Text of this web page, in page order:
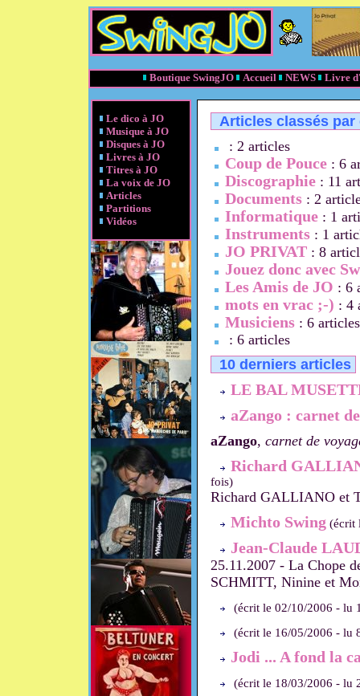
Boutique SwingJO Accueil NEWS Livre
Le dico à JO
Musique à JO
Disques à JO
Livres à JO
Titres à JO
La voix de JO
Articles
Partitions
Vidéos
Articles classés
: 2 articles
Coup de Pouce : 6
Discographie : 11
Documents : 2
Informatique : 1
Instruments : 1
JO PRIVAT : 8
Jouez donc avec
Les Amis de JO : 6
mots en vrac ;-) : 4
Musiciens : 6 articles
: 6 articles
10 derniers articles
LE BAL
aZango : carnet
aZango, carnet de
Richard
fois)
Richard GALLIANO et
Michto Swing (écrit
Jean-Claude
25.11.2007 - La Chope
SCHMITT, Ninine et
(écrit le 02/10/2006 - lu
(écrit le 16/05/2006 - lu
Jodi ... A fond la
(écrit le 18/03/2006 - lu